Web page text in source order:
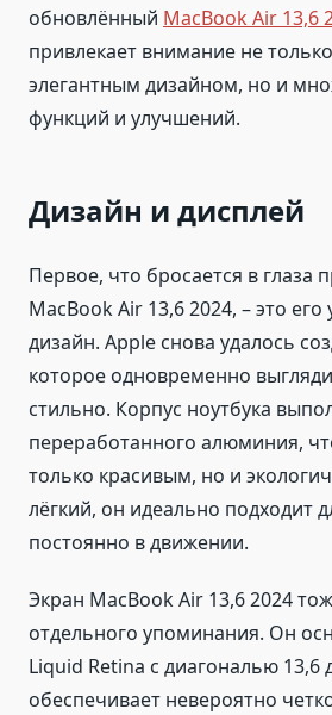
обновлённый MacBook Air 13,6
привлекает внимание не
элегантным дизайном, но и
функций и улучшений.
Дизайн и дисплей
Первое, что бросается в глаза
MacBook Air 13,6 2024, – это
дизайн. Apple снова удалось
которое одновременно
стильно. Корпус ноутбука
переработанного алюминия,
только красивым, но и
лёгкий, он идеально подходит
постоянно в движении.
Экран MacBook Air 13,6 2024
отдельного упоминания. Он
Liquid Retina с диагональю
обеспечивает невероятно